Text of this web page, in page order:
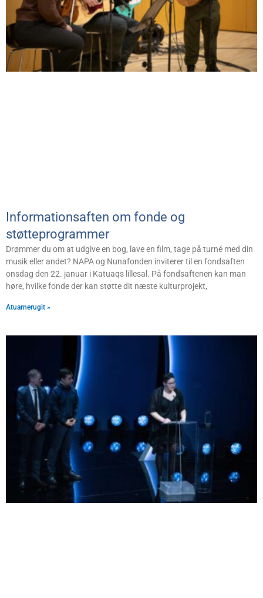
Informationsaften om fonde og
støtteprogrammer
Drømmer du om at udgive en bog, lave en film, tage på turné med din
musik eller andet? NAPA og Nunafonden inviterer til en fondsaften
onsdag den 22. januar i Katuaqs lillesal. På fondsaftenen kan man
høre, hvilke fonde der kan støtte dit næste kulturprojekt,
Atuarnerugit »